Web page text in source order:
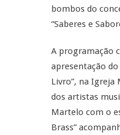
bombos do
“Saberes e
A programação
apresentação do
Livro”, na Igreja
dos artistas
Martelo com o
Brass”